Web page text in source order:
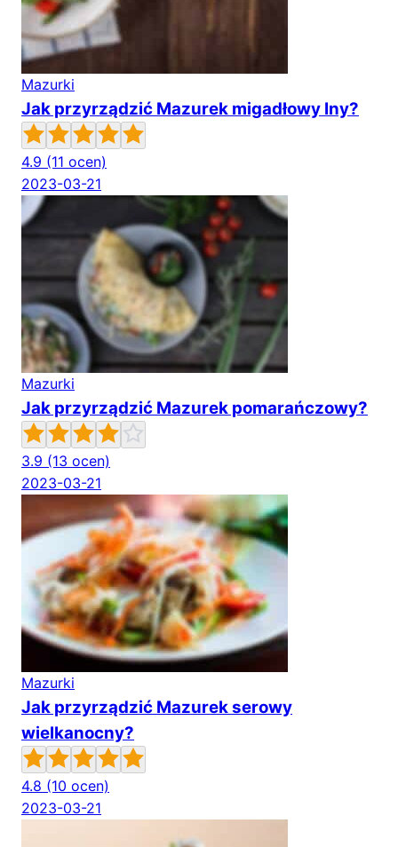
Mazurki
Jak przyrządzić Mazurek migadłowy Iny?
4.9 (11 ocen)
2023-03-21
Mazurki
Jak przyrządzić Mazurek pomarańczowy?
3.9 (13 ocen)
2023-03-21
Mazurki
Jak przyrządzić Mazurek serowy
wielkanocny?
4.8 (10 ocen)
2023-03-21